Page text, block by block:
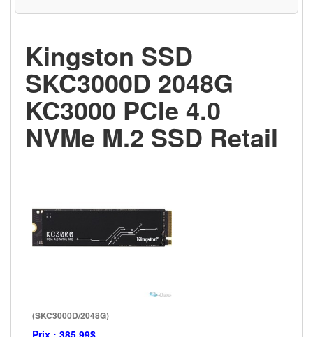
Kingston SSD
SKC3000D 2048G
KC3000 PCIe 4.0
NVMe M.2 SSD Retail
(SKC3000D/2048G)
Prix : 385.99$